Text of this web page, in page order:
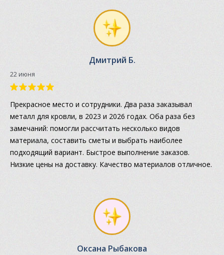
Дмитрий Б.
22 июня
Прекрасное место и сотрудники. Два раза заказывал
металл для кровли, в 2023 и 2026 годах. Оба раза без
замечаний: помогли рассчитать несколько видов
материала, составить сметы и выбрать наиболее
подходящий вариант. Быстрое выполнение заказов.
Низкие цены на доставку. Качество материалов отличное.
Оксана Рыбакова